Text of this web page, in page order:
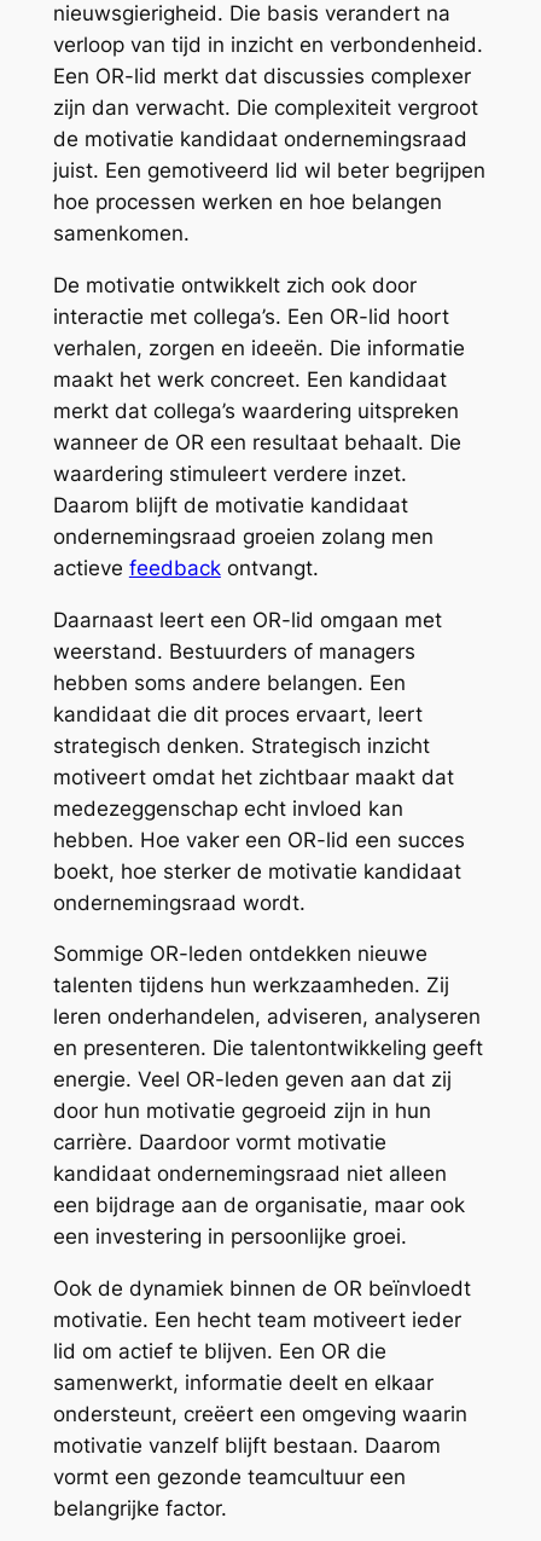
nieuwsgierigheid. Die basis verandert na
verloop van tijd in inzicht en verbondenheid.
Een OR-lid merkt dat discussies complexer
zijn dan verwacht. Die complexiteit vergroot
de motivatie kandidaat ondernemingsraad
juist. Een gemotiveerd lid wil beter begrijpen
hoe processen werken en hoe belangen
samenkomen.
De motivatie ontwikkelt zich ook door
interactie met collega’s. Een OR-lid hoort
verhalen, zorgen en ideeën. Die informatie
maakt het werk concreet. Een kandidaat
merkt dat collega’s waardering uitspreken
wanneer de OR een resultaat behaalt. Die
waardering stimuleert verdere inzet.
Daarom blijft de motivatie kandidaat
ondernemingsraad groeien zolang men
actieve feedbackontvangt.
Daarnaast leert een OR-lid omgaan met
weerstand. Bestuurders of managers
hebben soms andere belangen. Een
kandidaat die dit proces ervaart, leert
strategisch denken. Strategisch inzicht
motiveert omdat het zichtbaar maakt dat
medezeggenschap echt invloed kan
hebben. Hoe vaker een OR-lid een succes
boekt, hoe sterker de motivatie kandidaat
ondernemingsraad wordt.
Sommige OR-leden ontdekken nieuwe
talenten tijdens hun werkzaamheden. Zij
leren onderhandelen, adviseren, analyseren
en presenteren. Die talentontwikkeling geeft
energie. Veel OR-leden geven aan dat zij
door hun motivatie gegroeid zijn in hun
carrière. Daardoor vormt motivatie
kandidaat ondernemingsraad niet alleen
een bijdrage aan de organisatie, maar ook
een investering in persoonlijke groei.
Ook de dynamiek binnen de OR beïnvloedt
motivatie. Een hecht team motiveert ieder
lid om actief te blijven. Een OR die
samenwerkt, informatie deelt en elkaar
ondersteunt, creëert een omgeving waarin
motivatie vanzelf blijft bestaan. Daarom
vormt een gezonde teamcultuur een
belangrijke factor.